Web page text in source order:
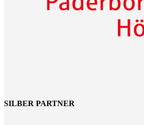
SILBER PARTNER